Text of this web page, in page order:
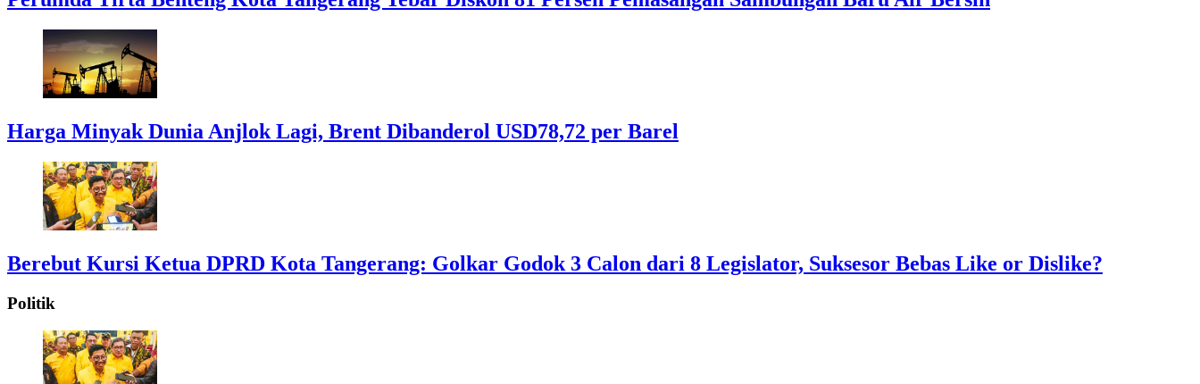
Harga Minyak Dunia Anjlok Lagi, Brent Dibanderol USD78,72 per Barel
Berebut Kursi Ketua DPRD Kota Tangerang: Golkar Godok 3 Calon dari 8 Legislator, Suksesor Bebas Like or Dislike?
Politik